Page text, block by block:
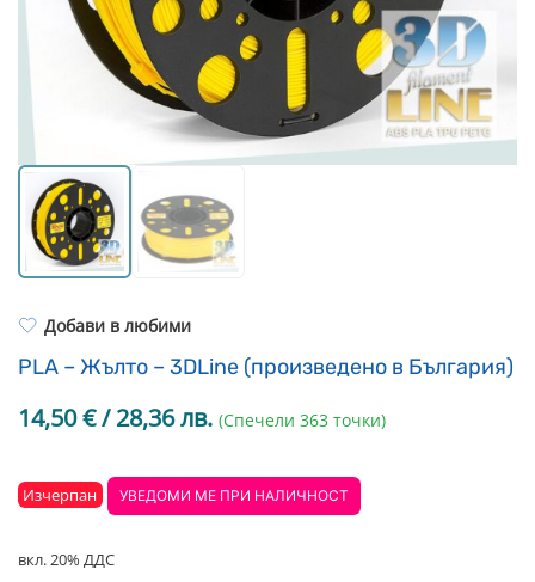
Легло за 3D принтер
Добави в любими
PLA – Жълто – 3DLine (произведено в България)
14,50€/ 28,36 лв. (Спечели 363 точки)
Изчерпан УВЕДОМИ МЕ ПРИ НАЛИЧНОСТ
вкл. 20% ДДС